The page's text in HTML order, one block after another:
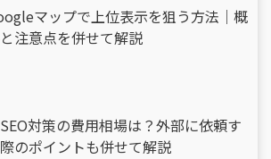
マップで上位表示を狙う方法｜概
注意点を併せて解説
対策の費用相場は？外部に依頼す
のポイントも併せて解説